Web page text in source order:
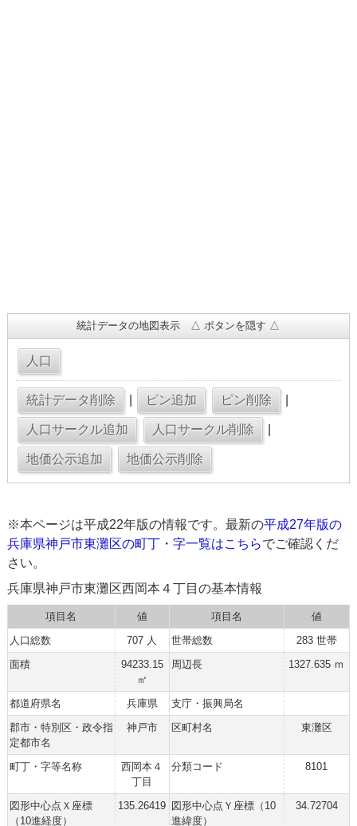
統計データの地図表示 △ ボタンを隠す △
※本ページは平成22年版の情報です。最新の平成27年版の
兵庫県神戸市東灘区の町丁・字一覧はこちらでご確認くだ
さい。
兵庫県神戸市東灘区西岡本４丁目の基本情報
項目名 値 項目名
値
人口総数
707 人 世帯総数
283 世帯
面積
94233.15
㎡
周辺長 1327.635 ｍ
都道府県名 兵庫県
支庁・振興局名
郡市・特別区・政令指
定都市名
神戸市 区町村名 東灘区
町丁・字等名称
西岡本４
丁目
分類コード 8101
図形中心点Ｘ座標
（10進経度）
135.26419 図形中心点Ｙ座標（10
進緯度）
34.72704